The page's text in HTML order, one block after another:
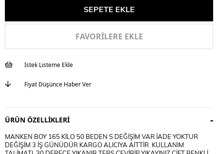
FAVORILERE EKLE
İstek Listeme Ekle
Fiyat Düşünce Haber Ver
ÜRÜN ÖZELLIKLERI
MANKEN BOY 165 KİLO 50 BEDEN S DEĞİŞİM VAR İADE YOKTUR
DEĞİŞİM 3 İŞ GÜNÜDÜR KARGO ALICIYA AİTTİR KULLANIM